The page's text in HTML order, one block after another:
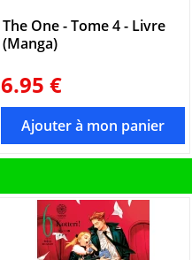
The One - Tome 4 - Livre
(Manga)
6.95 €